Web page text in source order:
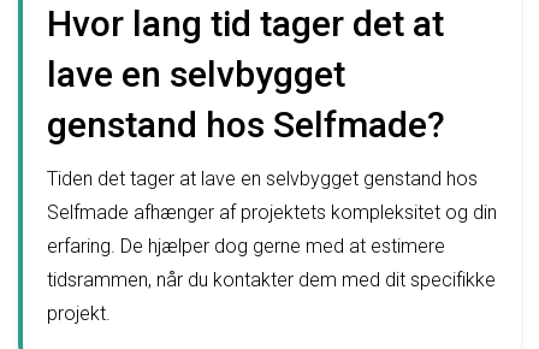
Hvor lang tid tager det at
lave en selvbygget
genstand hos Selfmade?
Tiden det tager at lave en selvbygget genstand hos
Selfmade afhænger af projektets kompleksitet og din
erfaring. De hjælper dog gerne med at estimere
tidsrammen, når du kontakter dem med dit specifikke
projekt.